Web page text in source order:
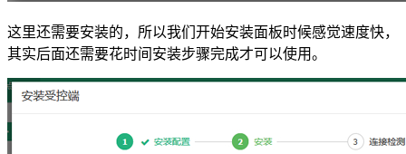
这里还需要安装的，所以我们开始安装面板时候感觉速度快，
其实后面还需要花时间安装步骤完成才可以使用。